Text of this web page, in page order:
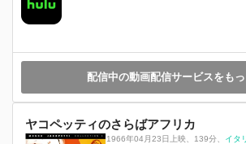
配信中の動画配信サービスをも
ヤコペッティのさらばアフリカ
1966年04月23日上映 139分
イタ